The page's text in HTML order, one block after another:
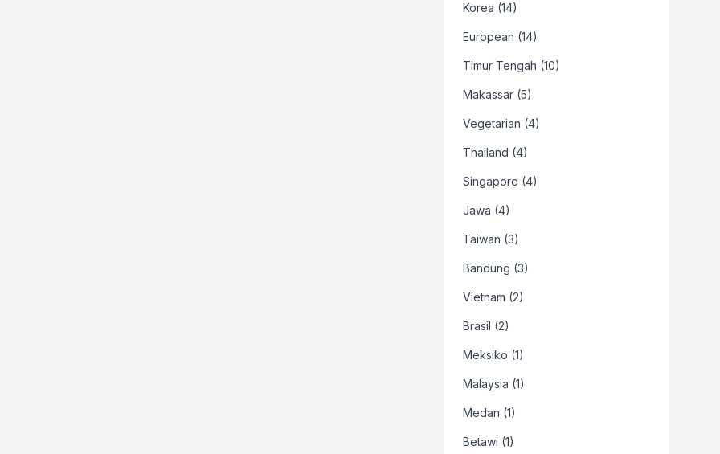
Korea (14)
European (14)
Timur Tengah (10)
Makassar (5)
Vegetarian (4)
Thailand (4)
Singapore (4)
Jawa (4)
Taiwan (3)
Bandung (3)
Vietnam (2)
Brasil (2)
Meksiko (1)
Malaysia (1)
Medan (1)
Betawi (1)